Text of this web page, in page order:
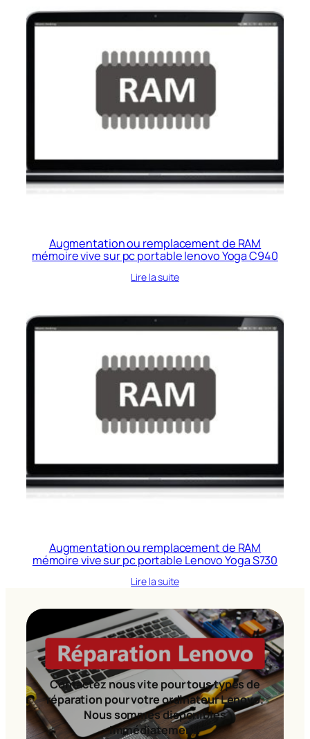
Augmentation ou remplacement de RAM
mémoire vive sur pc portable lenovo Yoga C940
Lire la suite
Augmentation ou remplacement de RAM
mémoire vive sur pc portable Lenovo Yoga S730
Lire la suite
Contactez nous vite pour tous types de
réparation pour votre ordinateur Lenovo.
Nous sommes disponibles
immédiatement!